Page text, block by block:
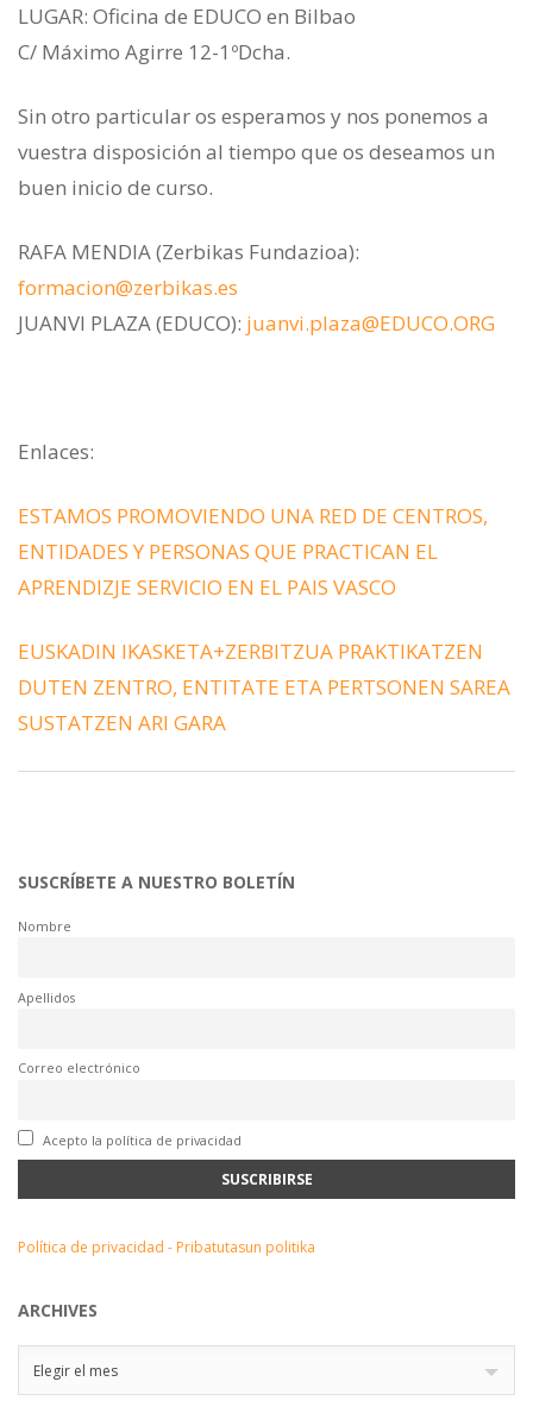
LUGAR: Oficina de EDUCO en Bilbao
C/ Máximo Agirre 12-1ºDcha.
Sin otro particular os esperamos y nos ponemos a
vuestra disposición al tiempo que os deseamos un
buen inicio de curso.
RAFA MENDIA (Zerbikas Fundazioa):
formacion@zerbikas.es
JUANVI PLAZA (EDUCO): juanvi.plaza@EDUCO.ORG
Enlaces:
ESTAMOS PROMOVIENDO UNA RED DE CENTROS,
ENTIDADES Y PERSONAS QUE PRACTICAN EL
APRENDIZJE SERVICIO EN EL PAIS VASCO
EUSKADIN IKASKETA+ZERBITZUA PRAKTIKATZEN
DUTEN ZENTRO, ENTITATE ETA PERTSONEN SAREA
SUSTATZEN ARI GARA
SUSCRÍBETE A NUESTRO BOLETÍN
Nombre
Apellidos
Correo electrónico
Acepto la política de privacidad
Política de privacidad - Pribatutasun politika
ARCHIVES
Elegir el mes